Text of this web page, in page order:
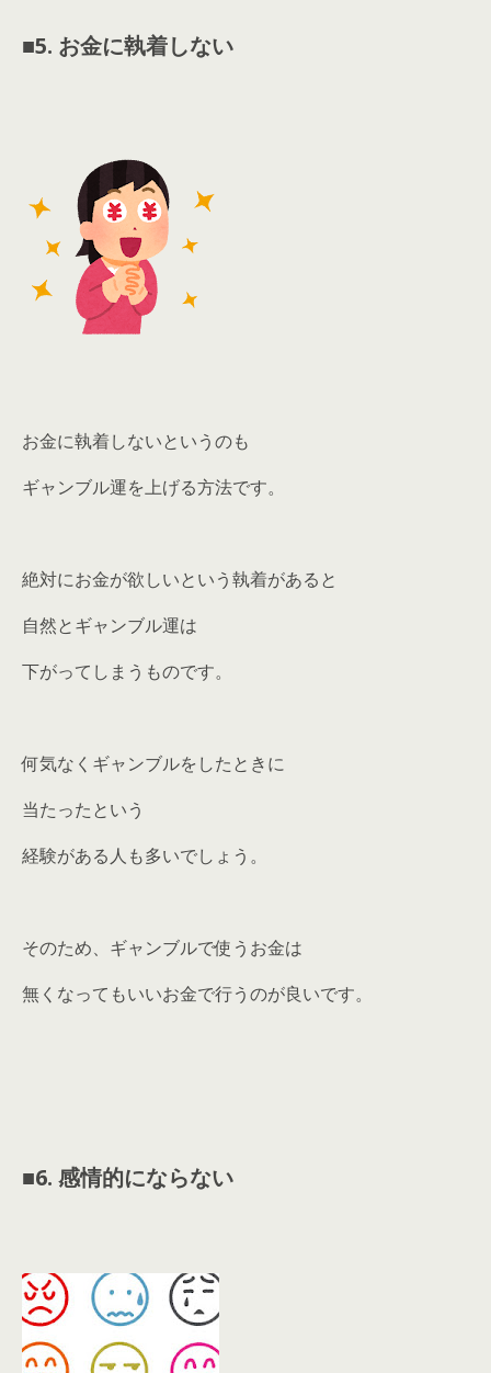
■5. お金に執着しない
お金に執着しないというのも
ギャンブル運を上げる方法です。
絶対にお金が欲しいという執着があると
自然とギャンブル運は
下がってしまうものです。
何気なくギャンブルをしたときに
当たったという
経験がある人も多いでしょう。
そのため、ギャンブルで使うお金は
無くなってもいいお金で行うのが良いです。
■6. 感情的にならない